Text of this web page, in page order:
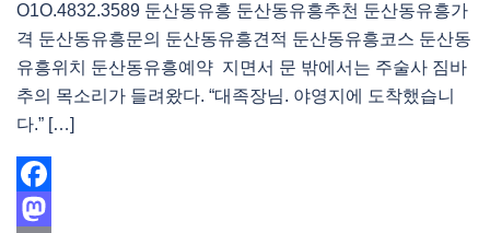
O1O.4832.3589 둔산동유흥 둔산동유흥추천 둔산동유흥가
격 둔산동유흥문의 둔산동유흥견적 둔산동유흥코스 둔산동
유흥위치 둔산동유흥예약 지면서 문 밖에서는 주술사 짐바
추의 목소리가 들려왔다. “대족장님. 야영지에 도착했습니
다.” […]
Facebook